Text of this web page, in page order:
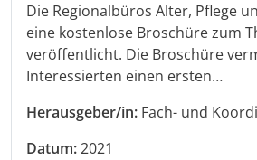
Die Regionalbüros Alter, Pflege
eine kostenlose Broschüre zum
veröffentlicht. Die Broschüre
Interessierten einen ersten…
Herausgeber/in: Fach- und
Datum:2021